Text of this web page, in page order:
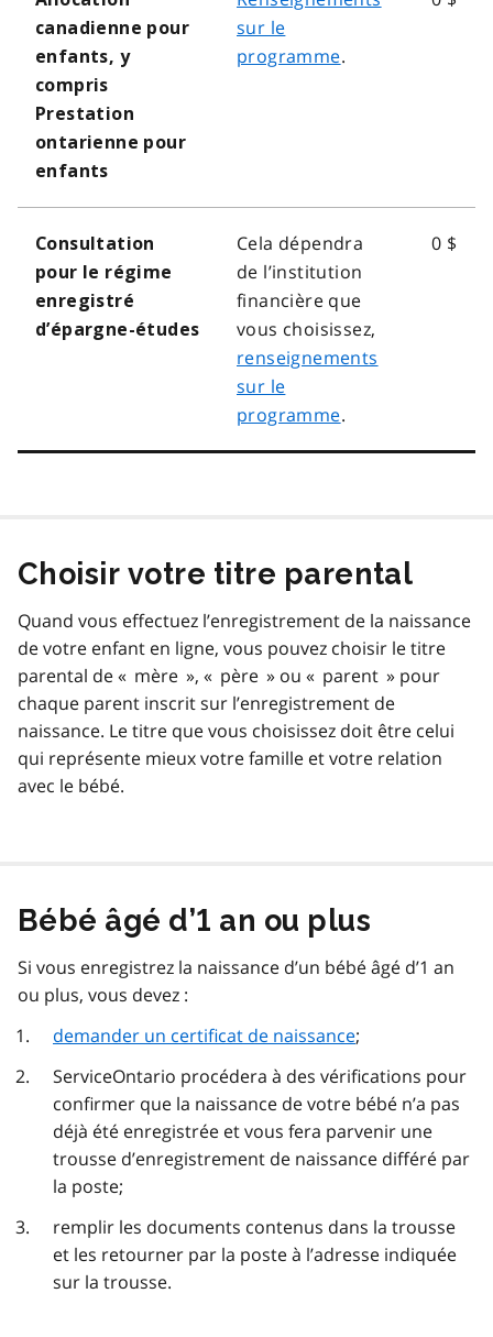
canadienne pour
enfants, y
compris
Prestation
ontarienne pour
enfants
sur le
programme.
Consultation
pour le régime
enregistré
d’épargne-études
Cela dépendra
de l’institution
financière que
vous choisissez,
renseignements
sur le
programme.
0 $
Choisir votre titre parental
Quand vous effectuez l’enregistrement de la naissance
de votre enfant en ligne, vous pouvez choisir le titre
parental de « mère », « père » ou « parent » pour
chaque parent inscrit sur l’enregistrement de
naissance. Le titre que vous choisissez doit être celui
qui représente mieux votre famille et votre relation
avec le bébé.
Bébé âgé d’1 an ou plus
Si vous enregistrez la naissance d’un bébé âgé d’1 an
ou plus, vous devez :
demander un certificat de naissance;
ServiceOntario procédera à des vérifications pour
confirmer que la naissance de votre bébé n’a pas
déjà été enregistrée et vous fera parvenir une
trousse d’enregistrement de naissance différé par
la poste;
remplir les documents contenus dans la trousse
et les retourner par la poste à l’adresse indiquée
sur la trousse.